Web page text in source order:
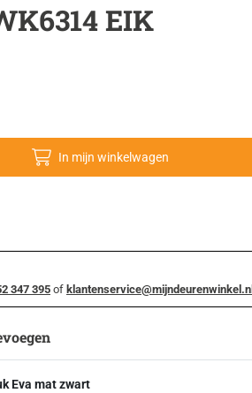
EIK
In mijn winkelwagen
347 395of klantenservice@mijndeurenwinkel.nl
Eva mat zwart